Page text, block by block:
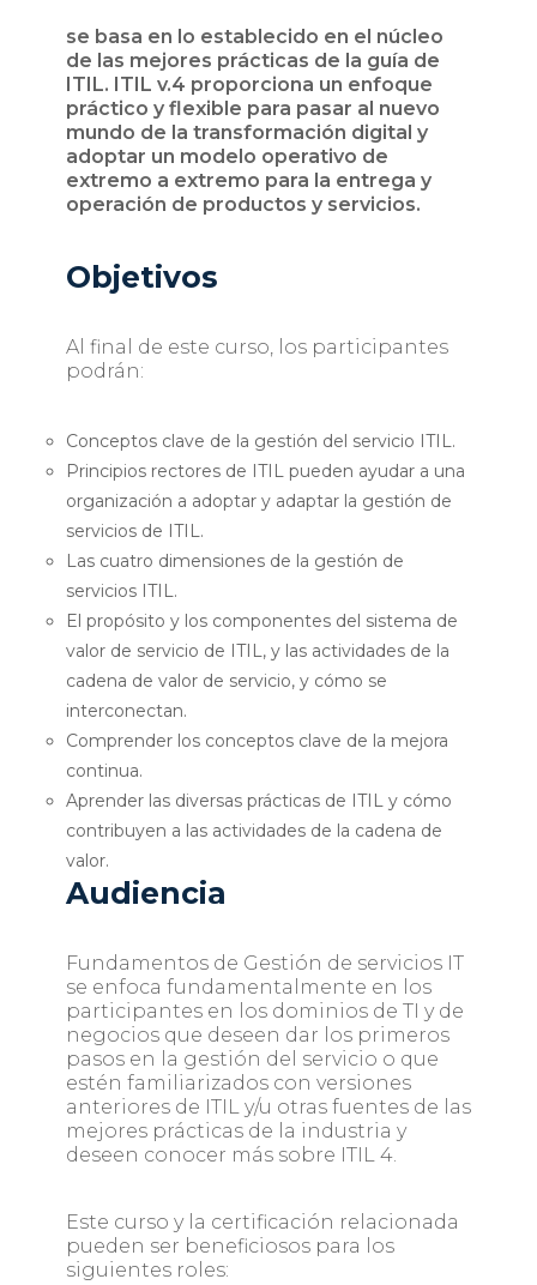
se basa en lo establecido en el núcleo
de las mejores prácticas de la guía de
ITIL. ITIL v.4 proporciona un enfoque
práctico y flexible para pasar al nuevo
mundo de la transformación digital y
adoptar un modelo operativo de
extremo a extremo para la entrega y
operación de productos y servicios.
Objetivos
Al final de este curso, los participantes
podrán:
Conceptos clave de la gestión del servicio ITIL.
Principios rectores de ITIL pueden ayudar a una
organización a adoptar y adaptar la gestión de
servicios de ITIL.
Las cuatro dimensiones de la gestión de
servicios ITIL.
El propósito y los componentes del sistema de
valor de servicio de ITIL, y las actividades de la
cadena de valor de servicio, y cómo se
interconectan.
Comprender los conceptos clave de la mejora
continua.
Aprender las diversas prácticas de ITIL y cómo
contribuyen a las actividades de la cadena de
valor.
Audiencia
Fundamentos de Gestión de servicios IT
se enfoca fundamentalmente en los
participantes en los dominios de TI y de
negocios que deseen dar los primeros
pasos en la gestión del servicio o que
estén familiarizados con versiones
anteriores de ITIL y/u otras fuentes de las
mejores prácticas de la industria y
deseen conocer más sobre ITIL 4.
Este curso y la certificación relacionada
pueden ser beneficiosos para los
siguientes roles: